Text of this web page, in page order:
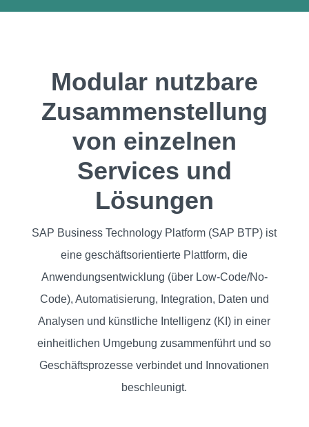
Modular nutzbare
Zusammen­stellung
von einzelnen
Services und
Lösungen
SAP Business Technology Platform (SAP BTP) ist
eine geschäftsorientierte Plattform, die
Anwendungsentwicklung (über Low-Code/No-
Code), Automatisierung, Integration, Daten und
Analysen und künstliche Intelligenz (KI) in einer
einheitlichen Umgebung zusammenführt und so
Geschäftsprozesse verbindet und Innovationen
beschleunigt.